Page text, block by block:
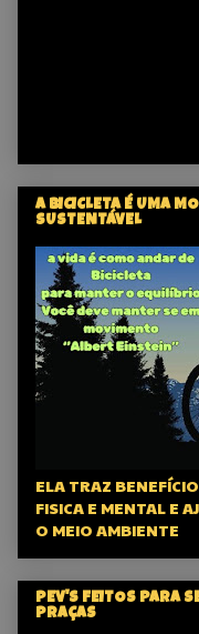
A BICICLETA É UMA
SUSTENTÁVEL
ELA TRAZ
FISICA E MENTAL E
O MEIO AMBIENTE
PEV'S FEITOS PARA
PRAÇAS